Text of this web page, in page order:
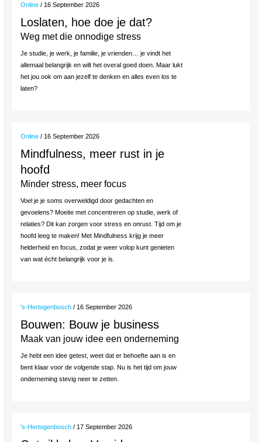
Online / 16 September 2026
Loslaten, hoe doe je dat?
Weg met die onnodige stress
Je studie, je werk, je familie, je vrienden… je vindt het
allemaal belangrijk en wilt het overal goed doen. Maar lukt
het jou ook om aan jezelf te denken en alles even los te
laten?
Online / 16 September 2026
Mindfulness, meer rust in je
hoofd
Minder stress, meer focus
Voel je je soms overweldigd door gedachten en
gevoelens? Moeite met concentreren op studie, werk of
relaties? Dit kan zorgen voor stress en onrust. Tijd om je
hoofd leeg te maken! Met Mindfulness krijg je meer
helderheid en focus, zodat je weer volop kunt genieten
van wat écht belangrijk voor je is.
's-Hertogenbosch / 16 September 2026
Bouwen: Bouw je business
Maak van jouw idee een onderneming
Je hebt een idee getest, weet dat er behoefte aan is en
bent klaar voor de volgende stap. Nu is het tijd om jouw
onderneming stevig neer te zetten.
's-Hertogenbosch / 17 September 2026